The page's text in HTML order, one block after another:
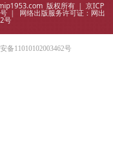
版权所有 ｜ 京ICP
｜ 网络出版服务许可证： 网出
号
备11010102003462号